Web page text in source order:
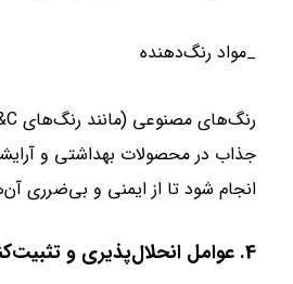
_مواد رنگ‌دهنده
انجام شود تا از ایمنی و بی‌ضرری
4. عوامل انحلال‌پذیری و تثبیت‌کننده‌ها